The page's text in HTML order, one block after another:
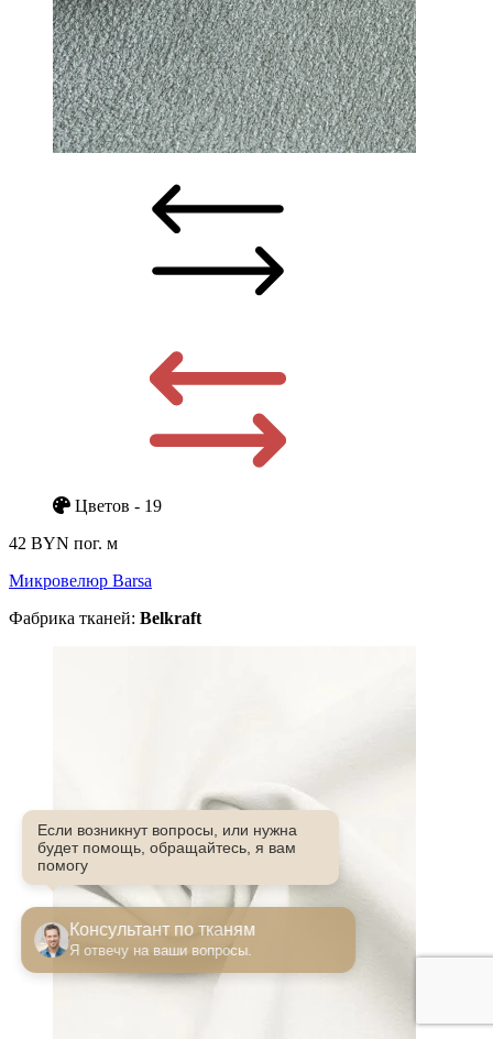
Если возникнут вопросы, или нужна
будет помощь, обращайтесь, я вам
помогу
Консультант по тканям
Я отвечу на ваши вопросы.
Цветов - 19
42 BYN пог. м
Микровелюр Barsa
Фабрика тканей: Belkraft